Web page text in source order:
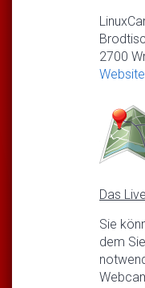
2700
Das
Sie
dem